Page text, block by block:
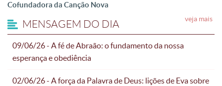
Cofundadora da Canção Nova
MENSAGEM DO DIA
09/06/26 - A fé de Abraão: o fundamento da nossa
esperança e obediência
02/06/26 - A força da Palavra de Deus: lições de Eva sobre
veja mais